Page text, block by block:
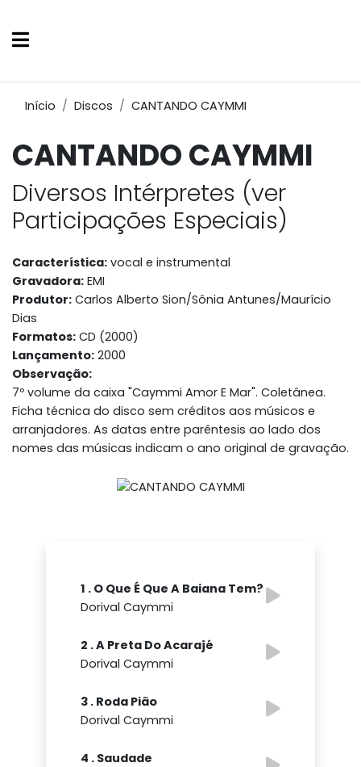
Início Discos CANTANDO CAYMMI
CANTANDO CAYMMI
Diversos Intérpretes (ver
Participações Especiais)
Característica: vocal e instrumental
Gravadora: EMI
Produtor: Carlos Alberto Sion/Sônia Antunes/Maurício
Dias
Formatos: CD (2000)
Lançamento: 2000
Observação:
7º volume da caixa "Caymmi Amor E Mar". Coletânea.
Ficha técnica do disco sem créditos aos músicos e
arranjadores. As datas entre parêntesis ao lado dos
nomes das músicas indicam o ano original de gravação.
1 . O Que É Que A Baiana Tem?
Dorival Caymmi
2 . A Preta Do Acarajé
Dorival Caymmi
3 . Roda Pião
Dorival Caymmi
4 . Saudade